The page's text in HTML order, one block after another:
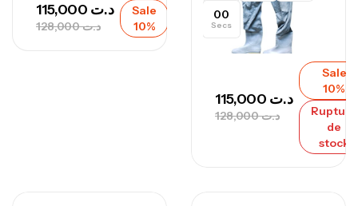
د.ت128,000
د.ت
Sale
10%
00
Secs
د.ت128,000
د.ت
Sale
10%
Rupture
de
stock